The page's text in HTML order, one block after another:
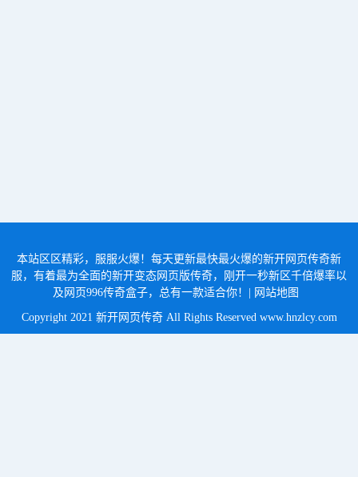
本站区区精彩，服服火爆！每天更新最快最火爆的新开网页传奇新
服，有着最为全面的新开变态网页版传奇，刚开一秒新区千倍爆率以
及网页996传奇盒子，总有一款适合你！|
网站地图
Copyright 2021 新开网页传奇 All Rights Reserved www.hnzlcy.com